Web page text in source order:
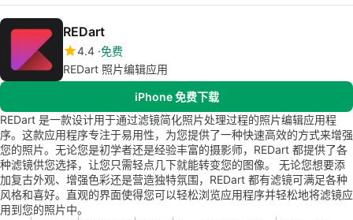
REDart
4.4 免费
REDart 照片编辑应用
iPhone 免费下载
REDart 是一款设计用于通过滤镜简化照片处理过程的照片编辑应用程
序。这款应用程序专注于易用性，为您提供了一种快速高效的方式来增强
您的照片。无论您是初学者还是经验丰富的摄影师，REDart 都提供了各
种滤镜供您选择，让您只需轻点几下就能转变您的图像。 无论您想要添
加复古外观、增强色彩还是营造独特氛围，REDart 都有滤镜可满足各种
风格和喜好。直观的界面使得您可以轻松浏览应用程序并轻松地将滤镜应
用到您的照片中。